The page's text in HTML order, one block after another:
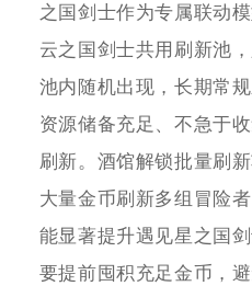
之国剑士作为专属联动
云之国剑士共用刷新池
池内随机出现，长期常
资源储备充足、不急于
刷新。酒馆解锁批量刷
大量金币刷新多组冒险
能显著提升遇见星之国
要提前囤积充足金币，